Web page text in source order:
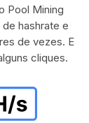
Pool Mining
hashrate e
de vezes. E
cliques.